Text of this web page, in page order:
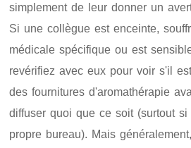
simplement de leur donner un
Si une collègue est enceinte,
médicale spécifique ou est
revérifiez avec eux pour voir s'il
des fournitures d'aromathérapie
diffuser quoi que ce soit (surtout
propre bureau). Mais